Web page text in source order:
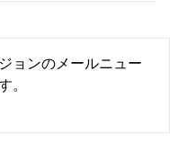
ョンのメールニュー
。